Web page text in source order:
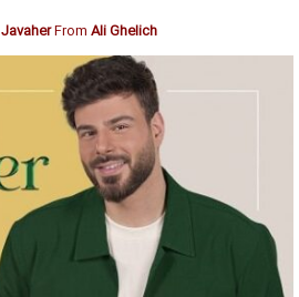
JavaherFrom Ali Ghelich